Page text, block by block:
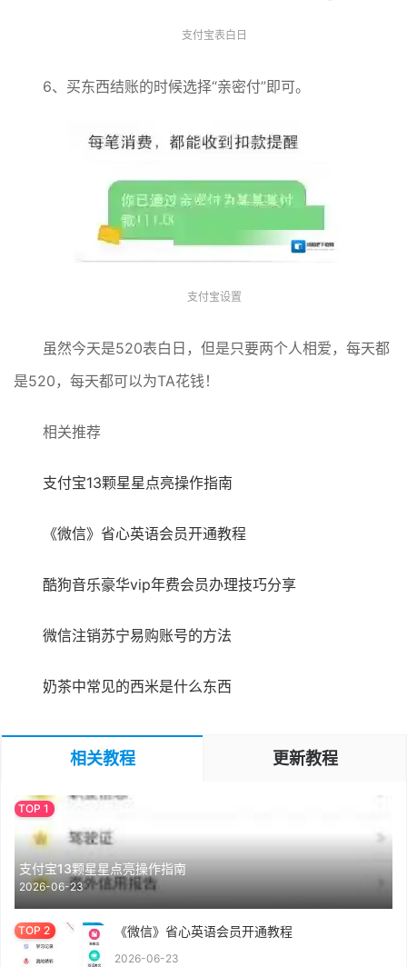
支付宝表白日
6、买东西结账的时候选择“亲密付”即可。
支付宝设置
虽然今天是520表白日，但是只要两个人相爱，每天都
是520，每天都可以为TA花钱！
相关推荐
支付宝13颗星星点亮操作指南
《微信》省心英语会员开通教程
酷狗音乐豪华vip年费会员办理技巧分享
微信注销苏宁易购账号的方法
奶茶中常见的西米是什么东西
相关教程 更新教程
支付宝13颗星星点亮操作指南
2026-06-23
《微信》省心英语会员开通教程
2026-06-23